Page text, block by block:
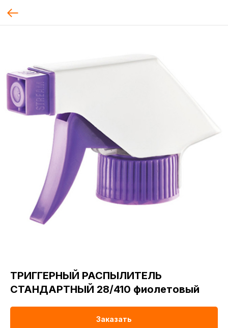
ТРИГГЕРНЫЙ РАСПЫЛИТЕЛЬ
СТАНДАРТНЫЙ 28/410 фиолетовый
Заказать